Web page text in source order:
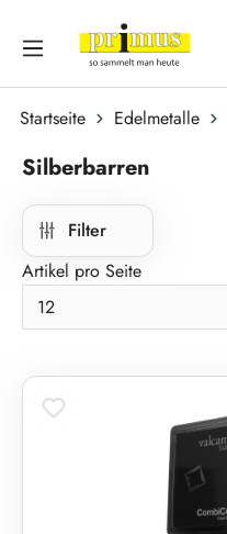
Zum Hauptinhalt springen
Startseite Edelmetalle
Silberbarren
Filter
Artikel pro Seite